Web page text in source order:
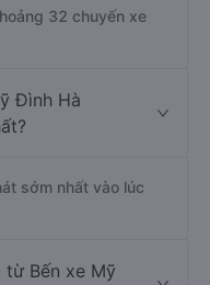
32 chuyến xe
Đình Hà
sớm nhất vào lúc
từ Bến xe Mỹ